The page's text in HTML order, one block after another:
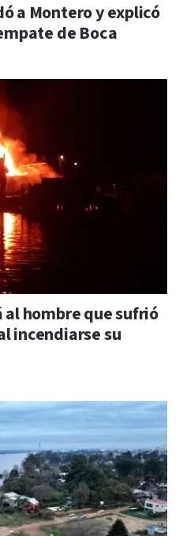
a Montero y explicó
de Boca
al hombre que sufrió
incendiarse su